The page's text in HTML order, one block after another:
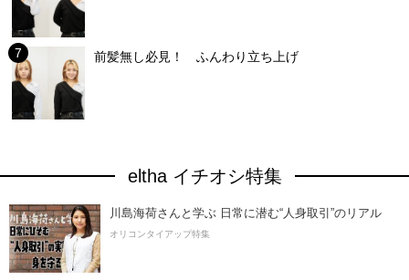
前髪無し必見！ ふんわり立ち上げ
eltha イチオシ特集
川島海荷さんと学ぶ 日常に潜む“人身取引”のリアル
オリコンタイアップ特集